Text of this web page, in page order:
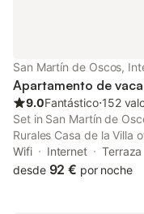
San Martín de Oscos,
Apartamento de
9.0Fantástico⋅152
Set in San Martín de
Rurales Casa de la Villa
area. Both free WiFi and
apartment free of charge.
Wifi Internet
Terraza
desde 92 € por noche